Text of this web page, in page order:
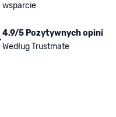
wsparcie
4.9/5 Pozytywnych opini
Według Trustmate